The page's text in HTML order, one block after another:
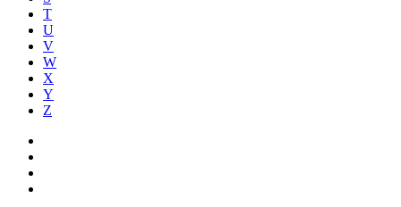
T
U
V
W
X
Y
Z